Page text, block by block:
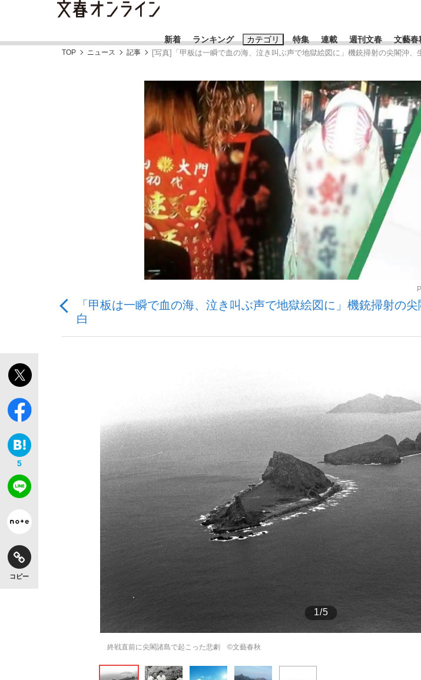
新着 ランキング カテゴリ
《BTS厳戒トーキョー滞在記》RM→渋谷で飲み会、JIN→伊豆の...
「クマが悪者扱いされているのが悲しい」『北の国から』倉本聰氏（91...
特集
終戦から81年
キングの誕生を、目撃せよ。
もっと見る
連載 週刊文春 文藝春
おすすめのキーワードタグ一覧
#藤田晋 #三山凌輝 #高市早苗 #後藤真希 #森岡
#玉木雄一郎
#亀和田武
TOP ニュース 記事 [写真]「甲板は一瞬で血の海、泣き叫ぶ声で地獄絵図に」機銃掃射の尖閣沖、
「甲板は一瞬で血の海、泣き叫ぶ声で地獄絵図に」機銃掃射の
白
5
コピー
1/5
終戦直前に尖閣諸島で起こった悲劇 ©️文藝春秋